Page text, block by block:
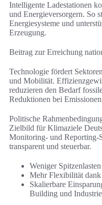
Intelligente Ladestationen
und Energieversorgern. So
Energiesysteme und
Erzeugung.
Beitrag zur Erreichung
Technologie fördert
und Mobilität.
reduzieren den Bedarf
Reduktionen bei
Politische
Zielbild für Klimaziele
Monitoring- und Reporting-
transparent und steuerbar.
Weniger
Mehr Flexibilität
Skalierbare
Building und